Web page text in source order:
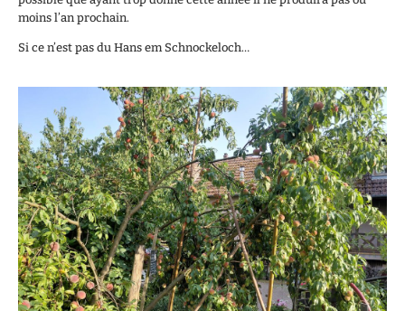
moins l’an prochain.
Si ce n’est pas du Hans em Schnockeloch…